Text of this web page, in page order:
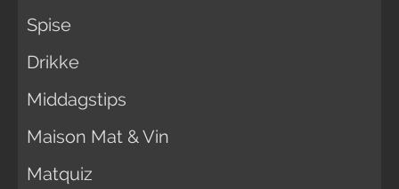
Spise
Drikke
Middagstips
Maison Mat & Vin
Matquiz